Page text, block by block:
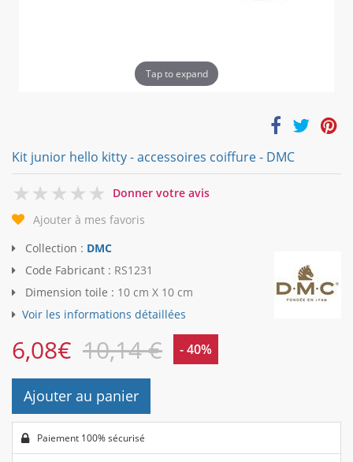
Tap to expand
Kit junior hello kitty - accessoires coiffure - DMC
0
Donner votre avis
Ajouter à mes favoris
Collection : DMC
Code Fabricant : RS1231
Dimension toile : 10 cm X 10 cm
Voir les informations détaillées
6,08€ 10,14 € - 40%
Ajouter au panier
Paiement 100% sécurisé